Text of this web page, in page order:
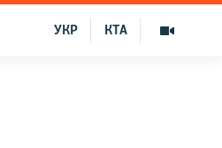
КТА
УКР